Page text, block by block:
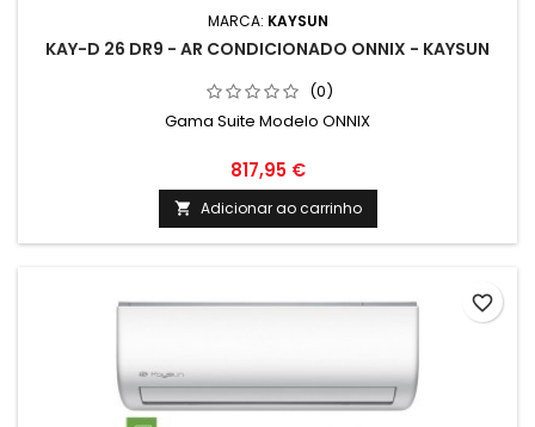
MARCA: KAYSUN
KAY-D 26 DR9 - AR CONDICIONADO ONNIX - KAYSUN
(0)
Gama Suite Modelo ONNIX
817,95 €
 Adicionar ao carrinho
favorite_border